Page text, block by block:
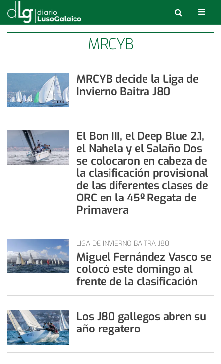
MRCYB
MRCYB decide la Liga de
Invierno Baitra J80
El Bon III, el Deep Blue 2.1,
el Nahela y el Salaño Dos
se colocaron en cabeza de
la clasificación provisional
de las diferentes clases de
ORC en la 45º Regata de
Primavera
LIGA DE INVIERNO BAITRA J80
Miguel Fernández Vasco se
colocó este domingo al
frente de la clasificación
Los J80 gallegos abren su
año regatero